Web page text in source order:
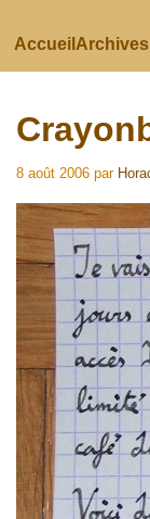
Accueil Archives
8 août 2006 par